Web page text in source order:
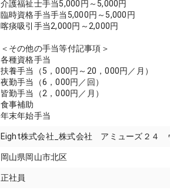
介護福祉士手当5,000円～5,000円
臨時資格手当手当5,000円～5,000円
喀痰吸引手当2,000円～2,000円
＜その他の手当等付記事項＞
各種資格手当
扶養手当（5，000円～20，000円／月）
夜勤手当（6，000円／回）
皆勤手当（2，000円／月）
食事補助
年末年始手当
Eight株式会社_株式会社 アミューズ２４
岡山県岡山市北区
正社員